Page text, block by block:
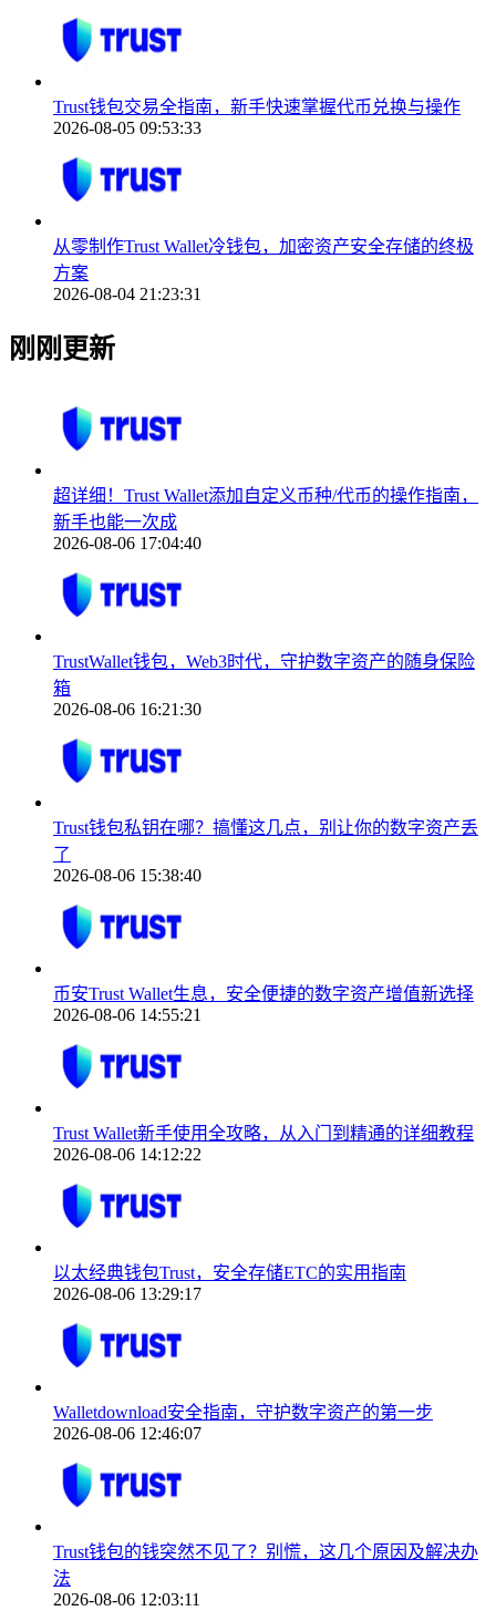
Trust钱包交易全指南，新手快速掌握代币兑换与操作
2026-08-05 09:53:33
从零制作Trust Wallet冷钱包，加密资产安全存储的终极
方案
2026-08-04 21:23:31
刚刚更新
超详细！Trust Wallet添加自定义币种/代币的操作指南，
新手也能一次成
2026-08-06 17:04:40
TrustWallet钱包，Web3时代，守护数字资产的随身保险
箱
2026-08-06 16:21:30
Trust钱包私钥在哪？搞懂这几点，别让你的数字资产丢
了
2026-08-06 15:38:40
币安Trust Wallet生息，安全便捷的数字资产增值新选择
2026-08-06 14:55:21
Trust Wallet新手使用全攻略，从入门到精通的详细教程
2026-08-06 14:12:22
以太经典钱包Trust，安全存储ETC的实用指南
2026-08-06 13:29:17
Walletdownload安全指南，守护数字资产的第一步
2026-08-06 12:46:07
Trust钱包的钱突然不见了？别慌，这几个原因及解决办
法
2026-08-06 12:03:11